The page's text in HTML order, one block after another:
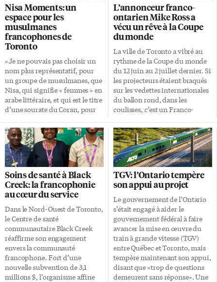
Nisa Moments: un
espace pour les
musulmanes
francophones de
Toronto
«Je ne pouvais pas choisir un
nom plus représentatif, pour
un groupe de musulmanes, que
Nisa, qui signifie « femmes » en
arabe littéraire, et qui est le titre
d’une sourate du Coran, pour
projet qui me tient
profondément à cœur»,
souligne Loubna Abdallah dans
une entrevue accordée à l-
express.ca. Installée à Toronto
depuis six ans, la fondatrice de
Nisa Moments retournait
régulièrement en France, où
elle a vécu une grande partie de
sa vie, afin de se ressourcer et
de retrouver une communauté
lui permettant de demeurer
profondément ancrée dans sa
foi. De retour en […]
L’annonceur franco-
ontarien Mike Ross a
vécu un rêve à la Coupe
du monde
La ville de Toronto a vibré au
rythme de la Coupe du monde
du 12 juin au 2 juillet dernier. Si
les projecteurs étaient braqués
sur les vedettes internationales
du ballon rond, dans les
coulisses, c’est un Franco-
des matchs au Stade de
Toronto. Déjà connu pour son
rôle d’annonceur-maison des
Maple Leafs depuis 2016, Mike
Ross est devenu la voix
francophone officielle de
l’événement. L’Express s’est
entretenu avec lui pour
discuter de son parcours et son
expérience à l’un des plus
grands événements sportifs au
monde. Des débuts à
l’Université Carleton et une
bague […]
Soins de santé à Black
Creek: la francophonie
au cœur du service
Dans le Nord-Ouest de Toronto,
le Centre de santé
communautaire Black Creek
réaffirme son engagement
envers la communauté
francophone. Fort d’une
nouvelle subvention de 3,1
millions $, l’organisme affine
TGV: l’Ontario tempère
son appui au projet
Le gouvernement de l’Ontario
s’était engagé à aider le
gouvernement fédéral à faire
avancer la mise en œuvre du
train à grande vitesse (TGV)
entre Québec et Toronto, mais
tempère maintenant son appui,
disant que «trop de questions
demeurent sans réponse». Une